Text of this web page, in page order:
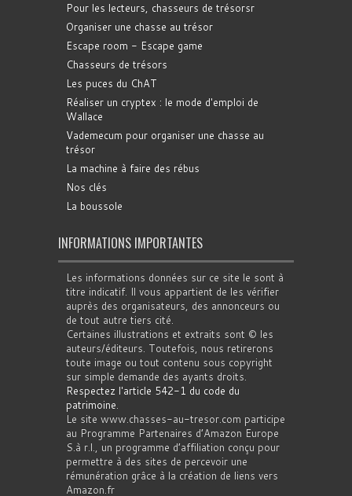
Pour les lecteurs, chasseurs de trésorsr
Organiser une chasse au trésor
Escape room - Escape game
Chasseurs de trésors
Les puces du ChAT
Réaliser un cryptex : le mode d'emploi de
Wallace
Vademecum pour organiser une chasse au
trésor
La machine à faire des rébus
Nos clés
La boussole
INFORMATIONS IMPORTANTES
Les informations données sur ce site le sont à
titre indicatif. Il vous appartient de les vérifier
auprès des organisateurs, des annonceurs ou
de tout autre tiers cité.
Certaines illustrations et extraits sont © les
auteurs/éditeurs. Toutefois, nous retirerons
toute image ou tout contenu sous copyright
sur simple demande des ayants droits.
Respectez l'article 542-1 du code du
patrimoine.
Le site www.chasses-au-tresor.com participe
au Programme Partenaires d’Amazon Europe
S.à r.l., un programme d’affiliation conçu pour
permettre à des sites de percevoir une
rémunération grâce à la création de liens vers
Amazon.fr